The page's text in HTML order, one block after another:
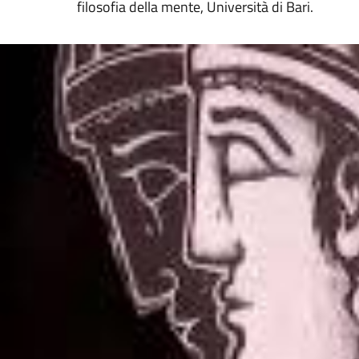
filosofia della mente, Università di Bari.